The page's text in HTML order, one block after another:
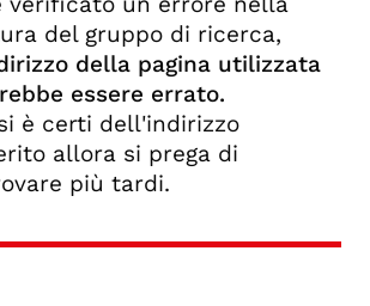
del gruppo di ricerca,
della pagina utilizzata
essere errato.
è certi dell'indirizzo
allora si prega di
più tardi.